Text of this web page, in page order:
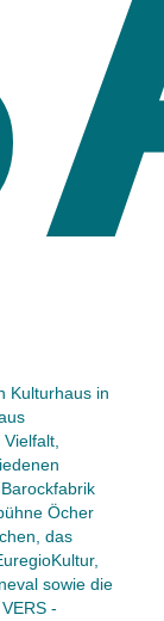
Kulturhaus in
Öcher
das
sowie die
-